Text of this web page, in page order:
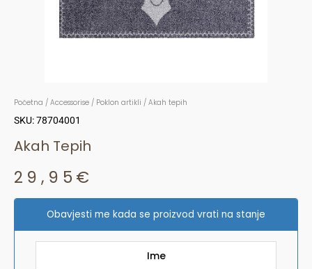
Početna / Accessorise / Poklon artikli / Akah tepih
SKU: 78704001
Akah Tepih
29,95 €
Obavjesti me kada se proizvod vrati na stanje